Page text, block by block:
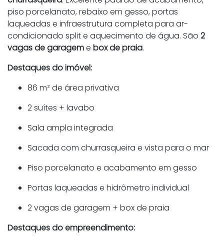
piso porcelanato, rebaixo em gesso, portas
laqueadas e infraestrutura completa para ar-
condicionado split e aquecimento de água. São 2
vagas de garageme box de praia.
Destaques do imóvel:
86 m² de área privativa
2 suítes + lavabo
Sala ampla integrada
Sacada com churrasqueira e vista para o mar
Piso porcelanato e acabamento em gesso
Portas laqueadas e hidrômetro individual
2 vagas de garagem + box de praia
Destaques do empreendimento: